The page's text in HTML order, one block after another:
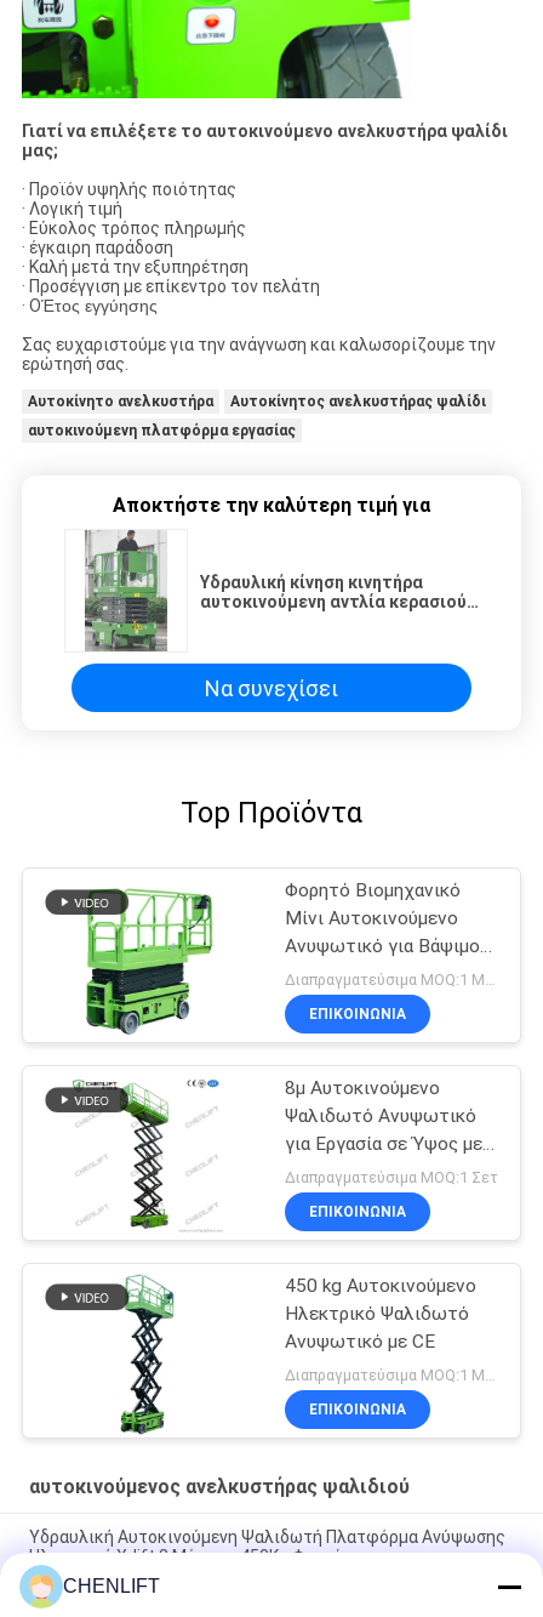
Γιατί να επιλέξετε το αυτοκινούμενο ανελκυστήρα ψαλίδι
μας;
· Προϊόν υψηλής ποιότητας
· Λογική τιμή
· Εύκολος τρόπος πληρωμής
· έγκαιρη παράδοση
· Καλή μετά την εξυπηρέτηση
· Προσέγγιση με επίκεντρο τον πελάτη
· ΟΈτος εγγύησης
Σας ευχαριστούμε για την ανάγνωση και καλωσορίζουμε την
ερώτησή σας.
Αυτοκίνητο ανελκυστήρα
Αυτοκίνητος ανελκυστήρας ψαλίδι
αυτοκινούμενη πλατφόρμα εργασίας
Αποκτήστε την καλύτερη τιμή για
Υδραυλική κίνηση κινητήρα
αυτοκινούμενη αντλία κερασιού
εναέρια εργασία
Να συνεχίσει
Top Προϊόντα
Φορητό Βιομηχανικό
Μίνι Αυτοκινούμενο
Ανυψωτικό για Βάψιμο
και Καθαρισμό
Διαπραγματεύσιμα MOQ:1 Μονάδα
ΕΠΙΚΟΙΝΩΝΙΑ
8μ Αυτοκινούμενο
Ψαλιδωτό Ανυψωτικό
για Εργασία σε Ύψος με
Φορτίο 230Kg
Διαπραγματεύσιμα MOQ:1 Σετ
ΕΠΙΚΟΙΝΩΝΙΑ
450 kg Αυτοκινούμενο
Ηλεκτρικό Ψαλιδωτό
Ανυψωτικό με CE
ΕΠΙΚΟΙΝΩΝΙΑ
αυτοκινούμενος ανελκυστήρας ψαλιδιού
Υδραυλική Αυτοκινούμενη Ψαλιδωτή Πλατφόρμα Ανύψωσης
Ηλεκτρική X-lift 8 Μέτρων 450Kg Φορτίο
6m ύψος πλατφόρμας αυτοκινούμενο ανελκυστήρα ψαλίδι με
CHENLIFT